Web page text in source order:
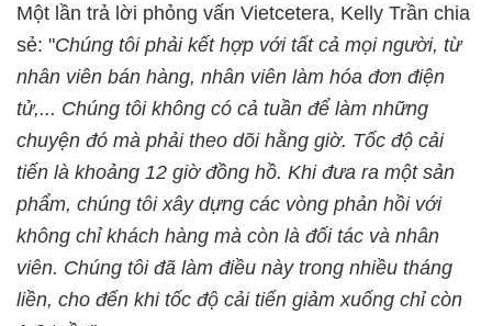
Một lần trả lời phỏng vấn Vietcetera, Kelly Trần chia
sẻ: "Chúng tôi phải kết hợp với tất cả mọi người, từ
nhân viên bán hàng, nhân viên làm hóa đơn điện
tử,... Chúng tôi không có cả tuần để làm những
chuyện đó mà phải theo dõi hằng giờ. Tốc độ cải
tiến là khoảng 12 giờ đồng hồ. Khi đưa ra một sản
phẩm, chúng tôi xây dựng các vòng phản hồi với
không chỉ khách hàng mà còn là đối tác và nhân
viên. Chúng tôi đã làm điều này trong nhiều tháng
liền, cho đến khi tốc độ cải tiến giảm xuống chỉ còn